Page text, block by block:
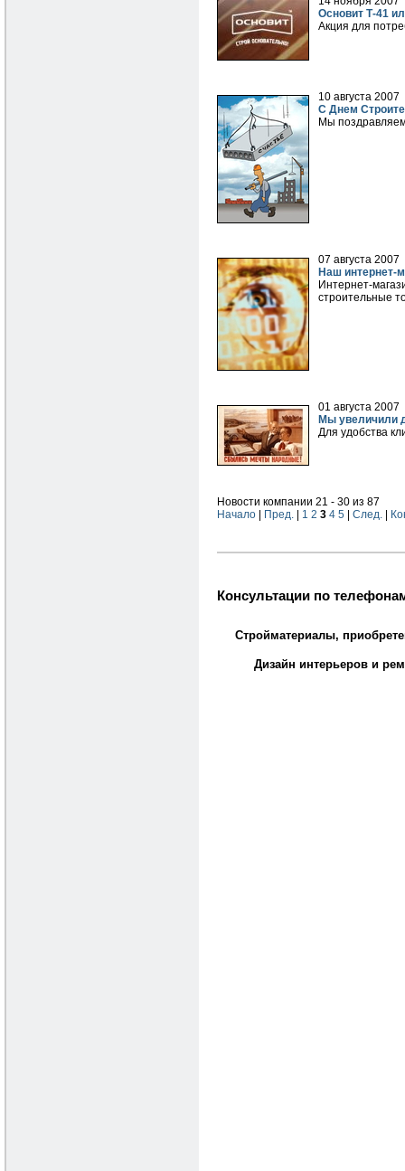
Основит Т-41
Акция для
10 августа 2007
С Днем
Мы
07 августа 2007
Наш интернет-
Интернет-
строительные
01 августа 2007
Мы увеличили
Для удобства
Новости компании 21 - 30 из 87
Начало | Пред. | 1 2 3 4 5 | След. |
Консультации по
Стройматериалы,
Дизайн интерьеров и